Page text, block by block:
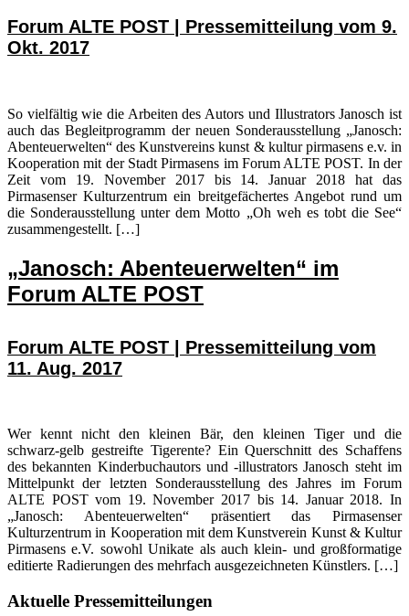
Forum ALTE POST | Pressemitteilung vom 9.
Okt. 2017
So vielfältig wie die Arbeiten des Autors und Illustrators Janosch ist
auch das Begleitprogramm der neuen Sonderausstellung „Janosch:
Abenteuerwelten“ des Kunstvereins kunst & kultur pirmasens e.v. in
Kooperation mit der Stadt Pirmasens im Forum ALTE POST. In der
Zeit vom 19. November 2017 bis 14. Januar 2018 hat das
Pirmasenser Kulturzentrum ein breitgefächertes Angebot rund um
die Sonderausstellung unter dem Motto „Oh weh es tobt die See“
zusammengestellt. […]
„Janosch: Abenteuerwelten“ im
Forum ALTE POST
Forum ALTE POST | Pressemitteilung vom
11. Aug. 2017
Wer kennt nicht den kleinen Bär, den kleinen Tiger und die
schwarz-gelb gestreifte Tigerente? Ein Querschnitt des Schaffens
des bekannten Kinderbuchautors und -illustrators Janosch steht im
Mittelpunkt der letzten Sonderausstellung des Jahres im Forum
ALTE POST vom 19. November 2017 bis 14. Januar 2018. In
„Janosch: Abenteuerwelten“ präsentiert das Pirmasenser
Kulturzentrum in Kooperation mit dem Kunstverein Kunst & Kultur
Pirmasens e.V. sowohl Unikate als auch klein- und großformatige
editierte Radierungen des mehrfach ausgezeichneten Künstlers. […]
Seitenspalte
Aktuelle Pressemitteilungen